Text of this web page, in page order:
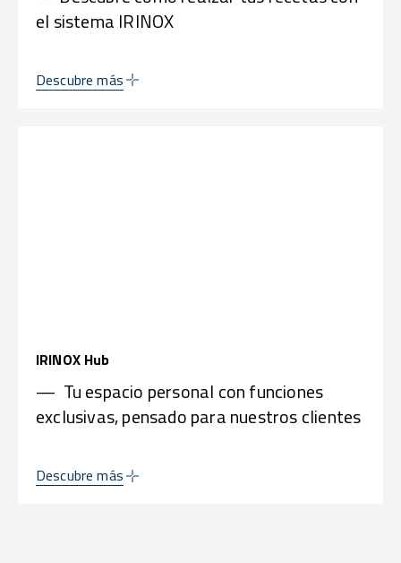
el sistema IRINOX
Descubre más
IRINOX Hub
— Tu espacio personal con funciones
exclusivas, pensado para nuestros clientes
Descubre más